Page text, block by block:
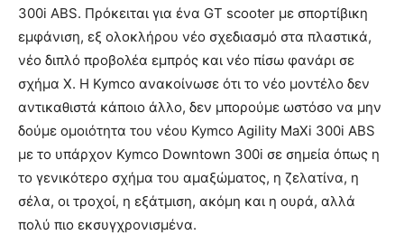
300i ABS. Πρόκειται για ένα GT scooter με σπορτίβικη
εμφάνιση, εξ ολοκλήρου νέο σχεδιασμό στα πλαστικά,
νέο διπλό προβολέα εμπρός και νέο πίσω φανάρι σε
σχήμα X. Η Kymco ανακοίνωσε ότι το νέο μοντέλο δεν
αντικαθιστά κάποιο άλλο, δεν μπορούμε ωστόσο να μην
δούμε ομοιότητα του νέου Kymco Agility MaXi 300i ABS
με το υπάρχον Kymco Downtown 300i σε σημεία όπως η
το γενικότερο σχήμα του αμαξώματος, η ζελατίνα, η
σέλα, οι τροχοί, η εξάτμιση, ακόμη και η ουρά, αλλά
πολύ πιο εκσυγχρονισμένα.